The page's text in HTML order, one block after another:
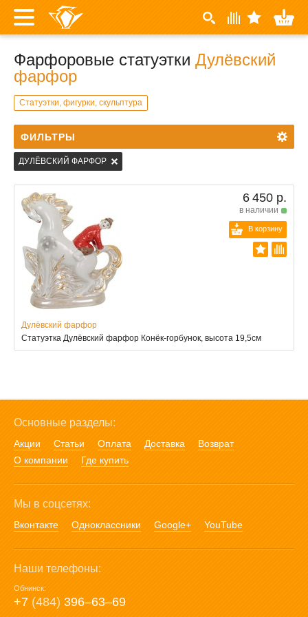
Фарфоровые статуэтки Дулёвский
фарфор
Статуэтки, фигурки, скульптура
ФИЛЬТРЫ
ДУЛЁВСКИЙ ФАРФОР
6 450 р.
в наличии
В корзину
Дулёвский фарфор
Статуэтка Дулёвский фарфор Конёк-горбунок, высота 19,5см
Основные разделы:
Акции Статьи Оплата Доставка
Возврат
О компании
Где купить
Мы в соцсетях:
Вконтакте Одноклассники Google+ YouTube
Наши телефоны:
Обнинск:
+7 (484) 396‒63‒69